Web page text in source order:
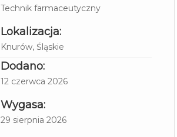
Technik farmaceutyczny
Lokalizacja:
Knurów, Śląskie
Dodano:
12 czerwca 2026
Wygasa:
29 sierpnia 2026